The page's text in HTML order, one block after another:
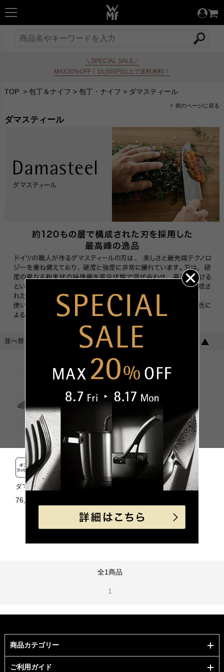
＼SPECIAL SALE／
MAX20%OFF！15,000円以上で送料無料！
TOP > 包丁＆ナイフ > 包丁・ナイフ > ダマスティール
前のページに戻る
ダマスティール
並べ替え 新着順 人気順
ダマスティール 三徳ナイフ PC
76,230円（税込）
全1商品
1
商品カテゴリー
ご利用ガイド